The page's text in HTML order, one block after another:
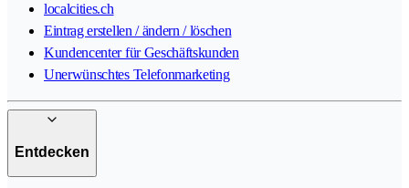
localcities.ch
Eintrag erstellen / ändern / löschen
Kundencenter für Geschäftskunden
Unerwünschtes Telefonmarketing
Entdecken